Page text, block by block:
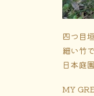
四つ目
細い竹
日本庭
MY